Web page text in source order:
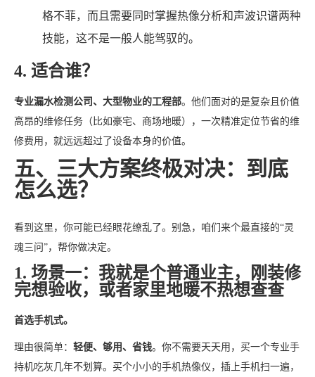
格不菲，而且需要同时掌握热像分析和声波识谱两种
技能，这不是一般人能驾驭的。
4. 适合谁？
专业漏水检测公司、大型物业的工程部。他们面对的是复杂且价值
高昂的维修任务（比如豪宅、商场地暖），一次精准定位节省的维
修费用，就远远超过了设备本身的价值。
五、三大方案终极对决：到底
怎么选？
看到这里，你可能已经眼花缭乱了。别急，咱们来个最直接的“灵
魂三问”，帮你做决定。
1. 场景一：我就是个普通业主，刚装修
完想验收，或者家里地暖不热想查查
首选手机式。
理由很简单： 轻便、够用、省钱。你不需要天天用，买一个专业手
持机吃灰几年不划算。买个小小的手机热像仪，插上手机扫一遍，